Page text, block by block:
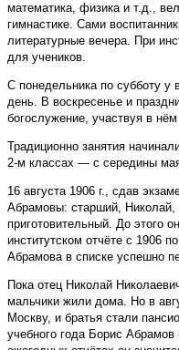
математика, физика и т.д.,
гимнастике. Сами
литературные вечера. При
для учеников.
С понедельника по субботу у
день. В воскресенье и
богослужение, участвуя в
Традиционно занятия
2-м классах — с середины
16 августа 1906 г., сдав
Абрамовы: старший,
приготовительный. До этого
институтском отчёте с 1906
Абрамова в списке успешно
Пока отец Николай
мальчики жили дома. Но в
Москву, и братья стали
учебного года Борис